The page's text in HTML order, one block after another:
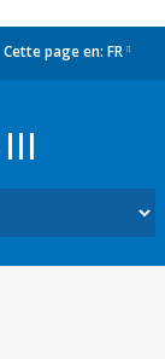
Cette page en: FR